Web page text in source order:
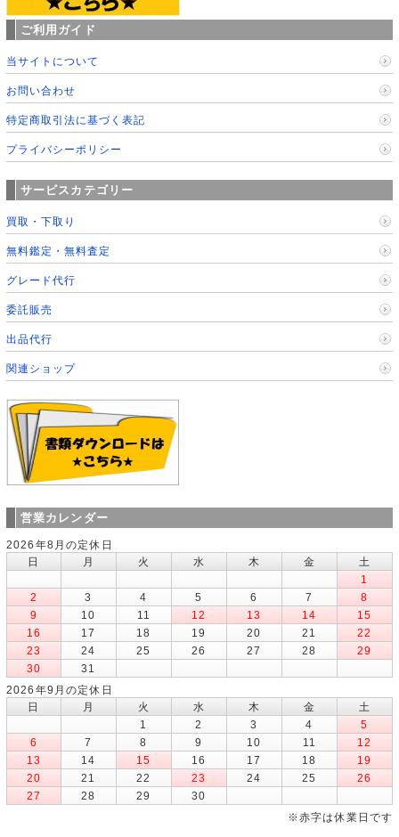
ご利用ガイド
当サイトについて
お問い合わせ
特定商取引法に基づく表記
プライバシーポリシー
サービスカテゴリー
買取・下取り
無料鑑定・無料査定
グレード代行
委託販売
出品代行
関連ショップ
営業カレンダー
2026年8月の定休日
日
月 火 水 木 金
土
1
2
3 4 5 6 7
8
9
10 11 12 13 14
15
16
17 18 19 20 21
22
23
24 25 26 27 28
29
30
31
2026年9月の定休日
日
月 火 水 木 金
土
1
2 3 4
5
6
7 8 9 10 11
12
13
14 15 16 17 18
19
20
21 22 23 24 25
26
27
28 29
30
※赤字は休業日です